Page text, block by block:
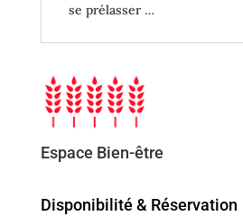
se prélasser …
Espace Bien-être
Disponibilité & Réservation